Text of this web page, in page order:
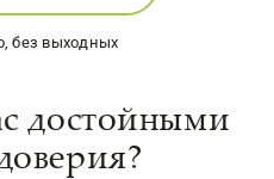
без выходных
достойными